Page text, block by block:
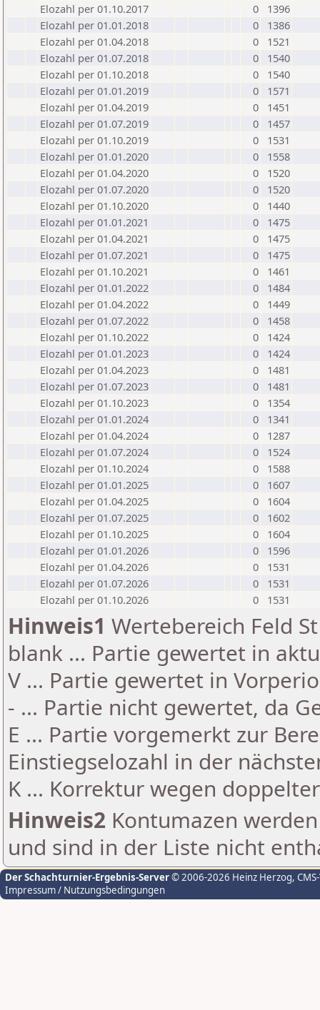
Elozahl per 01.10.2017
0
1396
Elozahl per 01.01.2018
0
1386
Elozahl per 01.04.2018
0
1521
Elozahl per 01.07.2018
0
1540
Elozahl per 01.10.2018
0
1540
Elozahl per 01.01.2019
0
1571
Elozahl per 01.04.2019
0
1451
Elozahl per 01.07.2019
0
1457
Elozahl per 01.10.2019
0
1531
Elozahl per 01.01.2020
0
1558
Elozahl per 01.04.2020
0
1520
Elozahl per 01.07.2020
0
1520
Elozahl per 01.10.2020
0
1440
Elozahl per 01.01.2021
0
1475
Elozahl per 01.04.2021
0
1475
Elozahl per 01.07.2021
0
1475
Elozahl per 01.10.2021
0
1461
Elozahl per 01.01.2022
0
1484
Elozahl per 01.04.2022
0
1449
Elozahl per 01.07.2022
0
1458
Elozahl per 01.10.2022
0
1424
Elozahl per 01.01.2023
0
1424
Elozahl per 01.04.2023
0
1481
Elozahl per 01.07.2023
0
1481
Elozahl per 01.10.2023
0
1354
Elozahl per 01.01.2024
0
1341
Elozahl per 01.04.2024
0
1287
Elozahl per 01.07.2024
0
1524
Elozahl per 01.10.2024
0
1588
Elozahl per 01.01.2025
0
1607
Elozahl per 01.04.2025
0
1604
Elozahl per 01.07.2025
0
1602
Elozahl per 01.10.2025
0
1604
Elozahl per 01.01.2026
0
1596
Elozahl per 01.04.2026
0
1531
Elozahl per 01.07.2026
0
1531
Elozahl per 01.10.2026
0 1531
Hinweis1 Wertebereich Feld
blank ... Partie gewertet in
V ... Partie gewertet in
- ... Partie nicht gewertet, da
E ... Partie vorgemerkt zur
Einstiegselozahl in der
K ... Korrektur wegen
Hinweis2 Kontumazen
und sind in der Liste nicht
Der Schachturnier-Ergebnis-Server© 2006-2026 Heinz Herzog,
Impressum / Nutzungsbedingungen